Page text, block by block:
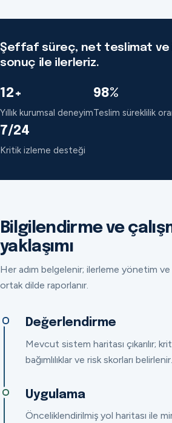
Şeffaf süreç, net teslimat ve
sonuç ile ilerleriz.
12+
Yıllık kurumsal deneyim
98%
Teslim süreklilik
7/24
Kritik izleme desteği
Bilgilendirme ve
yaklaşımı
Her adım belgelenir; ilerleme yönetim
ortak dilde raporlanır.
Değerlendirme
Mevcut sistem haritası çıkarılır;
bağımlılıklar ve risk skorları belirlenir.
Uygulama
Önceliklendirilmiş yol haritası ile